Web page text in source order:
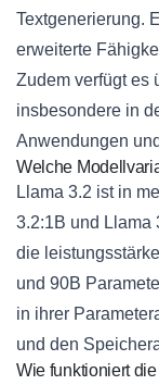
Textgenerierung.
erweiterte
Zudem verfügt es
insbesondere in
Anwendungen
Welche
Llama 3.2 ist in
3.2:1B und Llama
die
und 90B
in ihrer
und den
Wie funktioniert